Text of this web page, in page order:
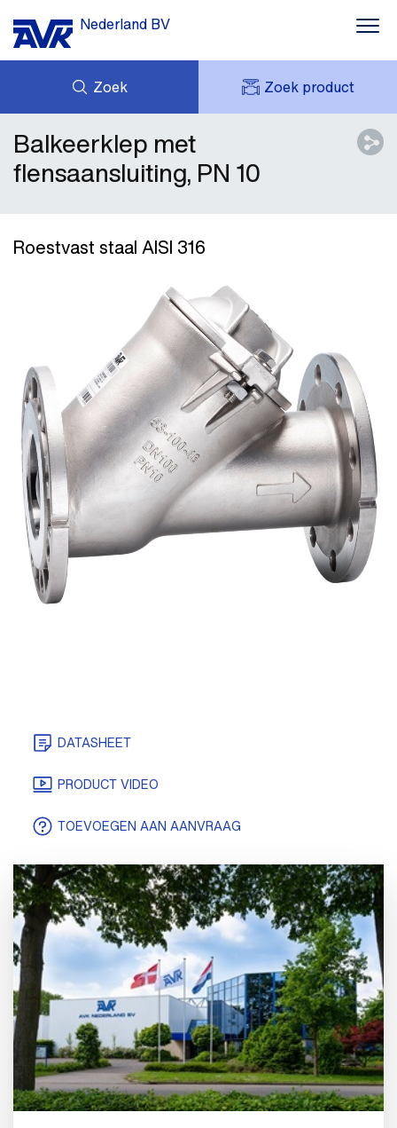
Nederland BV
Zoek Zoek product
NIEUWS
DOWNLOADS
AVK NEDERLAND
CONTACT
AVK HOLDING (GROUP)
Balkeerklep met
flensaansluiting, PN 10
Roestvast staal AISI 316
DATASHEET
CERTIFICATEN
TEKENINGEN/MODELLEN
PRODUCT VIDEO
TOEVOEGEN AAN AANVRAAG